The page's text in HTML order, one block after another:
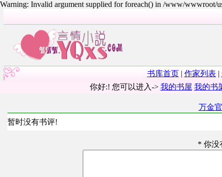
Warning: Invalid argument supplied for foreach() in /www/wwwroot/
书库首页| 作家列表 |
你好:! 您可以进入-> 我的书屋 我的书
万金
暂时没有书评!
* 你没